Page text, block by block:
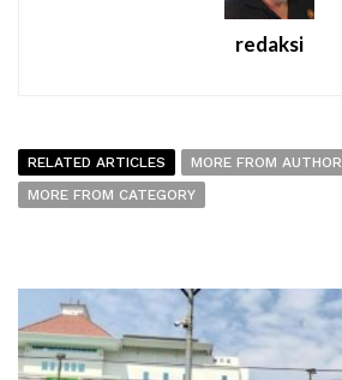
redaksi
RELATED ARTICLES
MORE FROM AUTHOR
MORE FROM CATEGORY